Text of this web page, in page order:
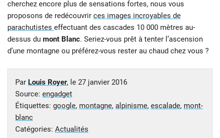
cherchez encore plus de sensations fortes, nous vous
proposons de redécouvrir ces images incroyables de
parachutistes effectuant des cascades 10 000 mètres au-
dessus du mont Blanc. Seriez-vous prêt à tenter l’ascension
d’une montagne ou préférez-vous rester au chaud chez vous ?
Par Louis Royer, le 27 janvier 2016
Source: engadget
Étiquettes: google, montagne, alpinisme, escalade, mont-
blanc
Catégories: Actualités